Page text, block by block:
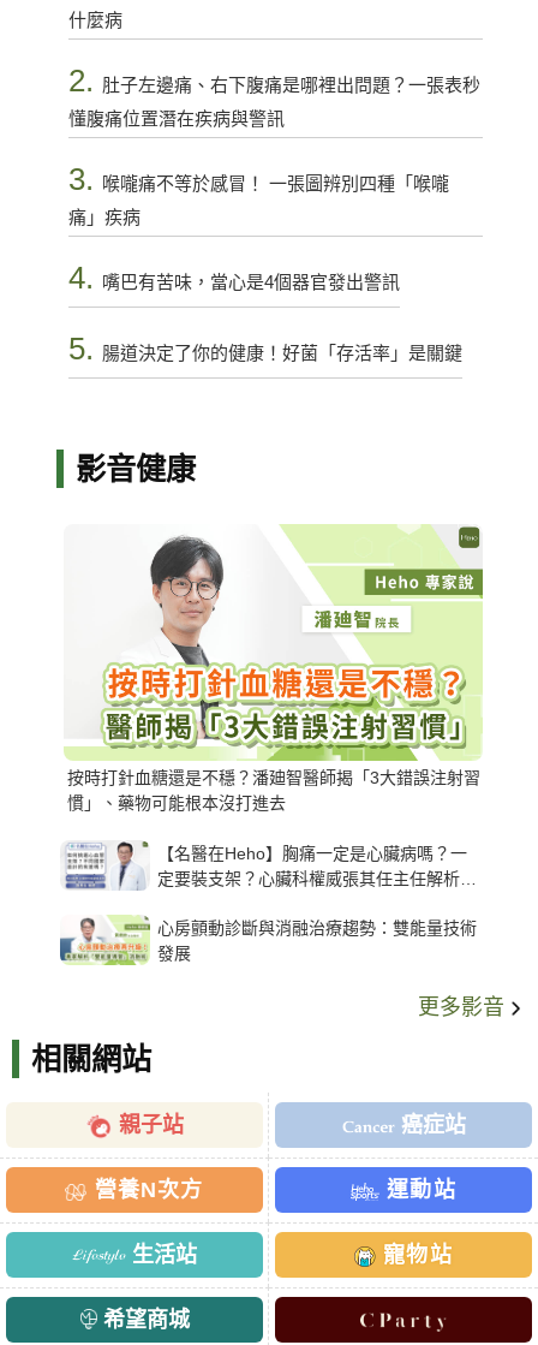
什麼病
2. 肚子左邊痛、右下腹痛是哪裡出問題？一張表秒
懂腹痛位置潛在疾病與警訊
3.
喉嚨痛不等於感冒！ 一張圖辨別四種「喉嚨
痛」疾病
4. 嘴巴有苦味，當心是4個器官發出警訊
5. 腸道決定了你的健康！好菌「存活率」是關鍵
影音健康
按時打針血糖還是不穩？潘廸智醫師揭「3大錯誤注射習
慣」、藥物可能根本沒打進去
【名醫在Heho】胸痛一定是心臟病嗎？一
定要裝支架？心臟科權威張其任主任解析支
心房顫動診斷與消融治療趨勢：雙能量技術
發展
更多影音
相關網站
親子站 癌症站
營養N次方 運動站
生活站 寵物站
希望商城